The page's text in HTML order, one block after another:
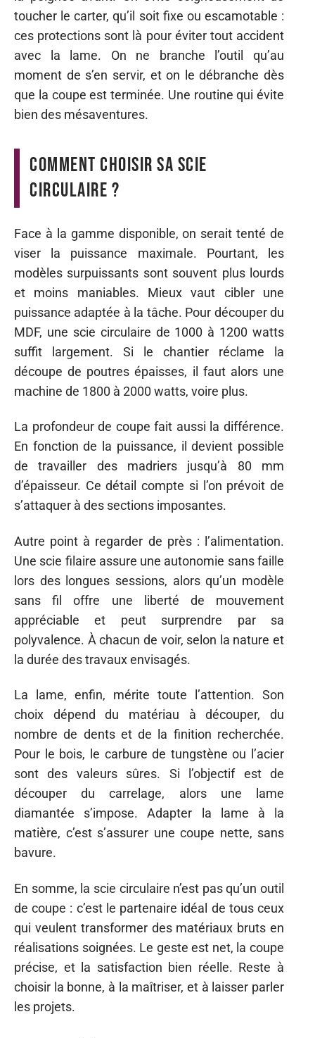
toucher le carter, qu’il soit fixe ou escamotable :
ces protections sont là pour éviter tout accident
avec la lame. On ne branche l’outil qu’au
moment de s’en servir, et on le débranche dès
que la coupe est terminée. Une routine qui évite
bien des mésaventures.
Comment choisir sa scie
circulaire ?
Face à la gamme disponible, on serait tenté de
viser la puissance maximale. Pourtant, les
modèles surpuissants sont souvent plus lourds
et moins maniables. Mieux vaut cibler une
puissance adaptée à la tâche. Pour découper du
MDF, une scie circulaire de 1000 à 1200 watts
suffit largement. Si le chantier réclame la
découpe de poutres épaisses, il faut alors une
machine de 1800 à 2000 watts, voire plus.
La profondeur de coupe fait aussi la différence.
En fonction de la puissance, il devient possible
de travailler des madriers jusqu’à 80 mm
d’épaisseur. Ce détail compte si l’on prévoit de
s’attaquer à des sections imposantes.
Autre point à regarder de près : l’alimentation.
Une scie filaire assure une autonomie sans faille
lors des longues sessions, alors qu’un modèle
sans fil offre une liberté de mouvement
appréciable et peut surprendre par sa
polyvalence. À chacun de voir, selon la nature et
la durée des travaux envisagés.
La lame, enfin, mérite toute l’attention. Son
choix dépend du matériau à découper, du
nombre de dents et de la finition recherchée.
Pour le bois, le carbure de tungstène ou l’acier
sont des valeurs sûres. Si l’objectif est de
découper du carrelage, alors une lame
diamantée s’impose. Adapter la lame à la
matière, c’est s’assurer une coupe nette, sans
bavure.
En somme, la scie circulaire n’est pas qu’un outil
de coupe : c’est le partenaire idéal de tous ceux
qui veulent transformer des matériaux bruts en
réalisations soignées. Le geste est net, la coupe
précise, et la satisfaction bien réelle. Reste à
choisir la bonne, à la maîtriser, et à laisser parler
les projets.